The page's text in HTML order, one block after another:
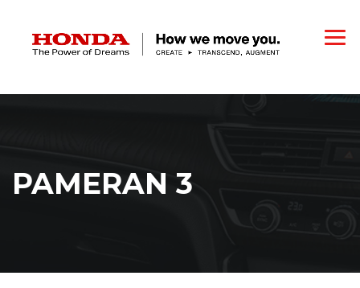
PAMERAN 3